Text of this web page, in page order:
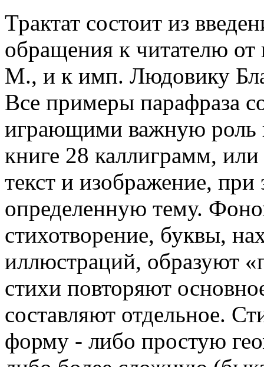
Трактат состоит из
обращения к читателю
М., и к имп. Людовику
Все примеры парафраза
играющими важную роль
книге 28 каллиграмм,
текст и изображение,
определенную тему.
стихотворение, буквы,
иллюстраций, образуют
стихи повторяют
составляют отдельное.
форму - либо простую